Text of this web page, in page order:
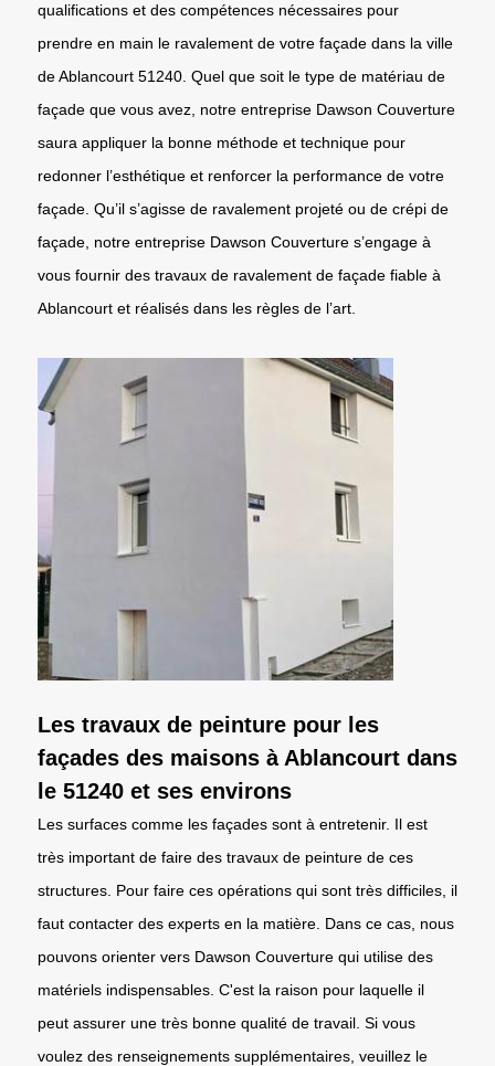
qualifications et des compétences nécessaires pour
prendre en main le ravalement de votre façade dans la ville
de Ablancourt 51240. Quel que soit le type de matériau de
façade que vous avez, notre entreprise Dawson Couverture
saura appliquer la bonne méthode et technique pour
redonner l’esthétique et renforcer la performance de votre
façade. Qu’il s’agisse de ravalement projeté ou de crépi de
façade, notre entreprise Dawson Couverture s’engage à
vous fournir des travaux de ravalement de façade fiable à
Ablancourt et réalisés dans les règles de l’art.
Les travaux de peinture pour les
façades des maisons à Ablancourt dans
le 51240 et ses environs
Les surfaces comme les façades sont à entretenir. Il est
très important de faire des travaux de peinture de ces
structures. Pour faire ces opérations qui sont très difficiles, il
faut contacter des experts en la matière. Dans ce cas, nous
pouvons orienter vers Dawson Couverture qui utilise des
matériels indispensables. C'est la raison pour laquelle il
peut assurer une très bonne qualité de travail. Si vous
voulez des renseignements supplémentaires, veuillez le